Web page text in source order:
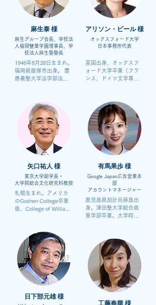
麻生泰 様
麻生グループ会長、学校法
人福岡雙葉学園理事長、学
校法人麻生塾塾長
1946年8月28日生まれ。
福岡県飯塚市出身。 慶
應義塾大学法学部法律
カレッジ卒業後、大沢
商会に勤務。1977年麻
生セメント株式会社に
入社、1979年同社代表
取締役社長、2016年に
同社代表取締役会長に
就任。 一般財団法人慶
應連合三田会会長、一
般社団法人九州経済連
法人麻生塾塾長、学校
長を務める。
矢口祐人 様
東京大学副学長・
大学院総合文化研究科教授
札幌生まれ。アメリカ
のGoshen College卒業
後、College of William
はアメリカ研究・太平
洋島嶼文化研究。日本
語の著書・編著に『ハ
ワイの歴史と文化』
（中公新書）、『奇妙
なアメリカ』（新潮選
書）、『現代アメリカ
講義』（東京大学出版
会）、『なぜ東大は男
日下部元雄 様
アリソン・ビール 様
オックスフォード大学
日本事務所代表​
英国出身、オックスフ
ォード大学卒業（フラ
ンス、ドイツ文学専
得。 JETプログラムで
赴任した大分県で日本
に魅了され、ブリティ
ッシュ・カウンシルに
就職、日本を中心に国
際文化交流分野でキャ
リアを積む。現職では
日本の企業、財団、卒
業生や個人の方々とオ
の関係構築、強化に努
める。日本の大学の国
日英協会専務理事、稲
盛財団理事、新国立劇
場理事も務めている。
有馬果歩 様
Google Japan広告営業本
部
アカウントマネージャー
鹿児島県加計呂麻島出
身。津田塾大学総合政
策学部卒業。大学時代
経験。また、NPO法人
を支援する学生団体を
立ち上げ、代表として
運営した。2022年に大
学卒業後、株式会社リ
クルートに入社。その
後 Indeed Japan に出向
し、アカウントエグゼ
クティブとしてエージ
工藤春華 様